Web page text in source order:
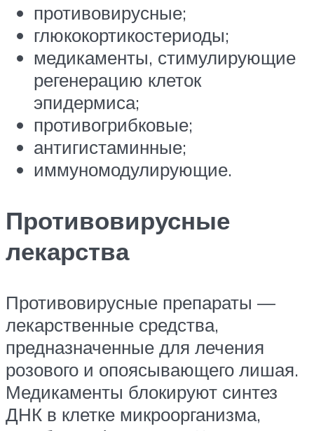
противовирусные;
глюкокортикостериоды;
медикаменты, стимулирующие
регенерацию клеток
эпидермиса;
противогрибковые;
антигистаминные;
иммуномодулирующие.
Противовирусные
лекарства
Противовирусные препараты —
лекарственные средства,
предназначенные для лечения
розового и опоясывающего лишая.
Медикаменты блокируют синтез
ДНК в клетке микроорганизма,